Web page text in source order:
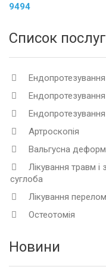
9494
Список послуг
Артроскопія
Вальгусна
Лікування травм
суглоба
Лікування
Остеотомія
Новини